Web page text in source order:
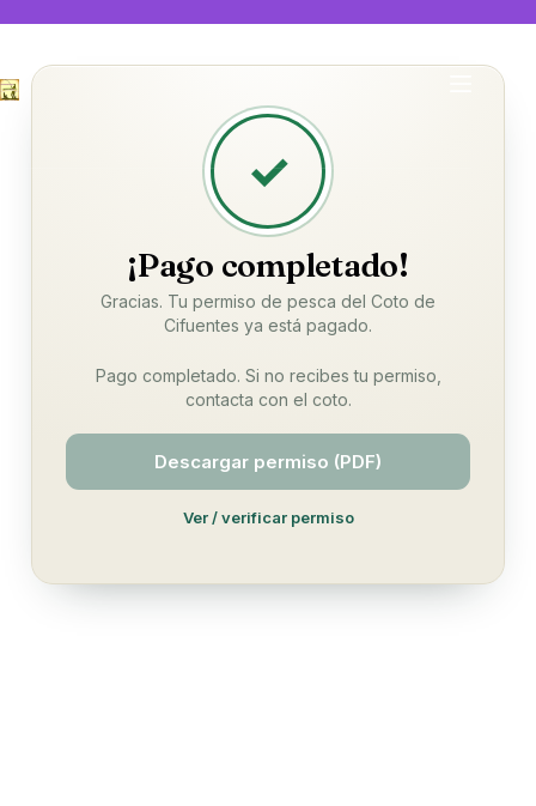
✓
¡Pago completado!
Gracias. Tu permiso de pesca del Coto de
Cifuentes ya está pagado.
Pago completado. Si no recibes tu permiso,
contacta con el coto.
Descargar permiso (PDF)
Ver / verificar permiso